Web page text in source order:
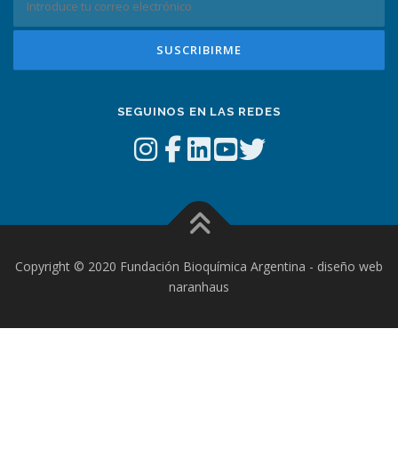
SEGUINOS EN LAS REDES
Copyright © 2020 Fundación Bioquímica Argentina - diseño web
naranhaus